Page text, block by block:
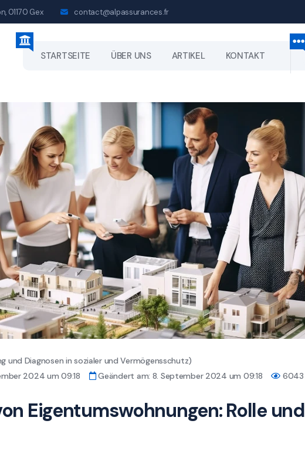
01170 Gex contact@alpassurances.fr
STARTSEITE ÜBER UNS ARTIKEL KONTAKT
und Diagnosen in sozialer und Vermögensschutz)
2024 um 09:18
Geändert am: 8. September 2024 um 09:18 6043
Eigentumswohnungen: Rolle und